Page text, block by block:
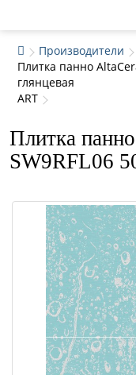
Производители
Плитка панно
глянцевая
ART
Плитка
SW9RFL06